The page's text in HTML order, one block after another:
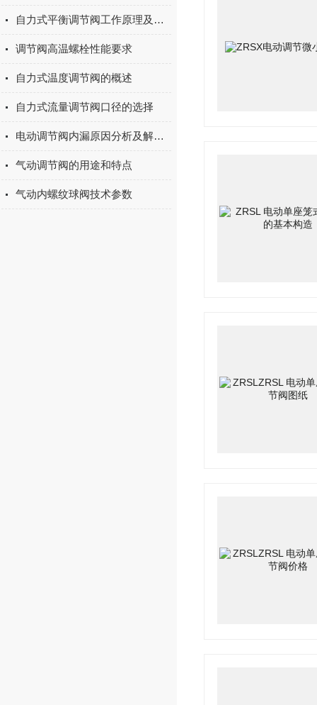
自力式平衡调节阀工作原理及特点
调节阀高温螺栓性能要求
自力式温度调节阀的概述
自力式流量调节阀口径的选择
电动调节阀内漏原因分析及解决方法
气动调节阀的用途和特点
气动内螺纹球阀技术参数